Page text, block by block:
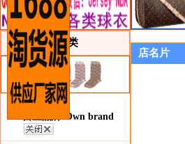
类目详细分类
自主品牌-Own brand
店名片